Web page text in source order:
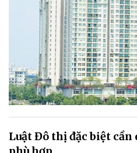
Luật Đô thị đặc biệt cần